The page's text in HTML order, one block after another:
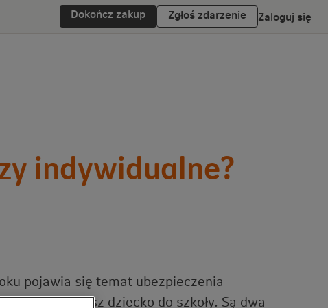
Dokończ zakup Zgłoś zdarzenie Zaloguj się
indywidualne?
pojawia się temat ubezpieczenia
wysyłasz dziecko do szkoły. Są dwa